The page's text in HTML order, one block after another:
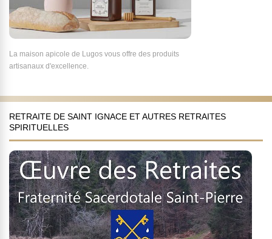
La maison apicole de Lugos vous offre des produits
artisanaux d'excellence.
RETRAITE DE SAINT IGNACE ET AUTRES RETRAITES
SPIRITUELLES